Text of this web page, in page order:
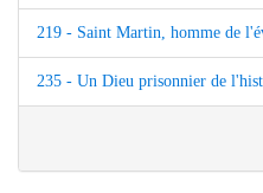
219 - Saint Martin, homme de
235 - Un Dieu prisonnier de